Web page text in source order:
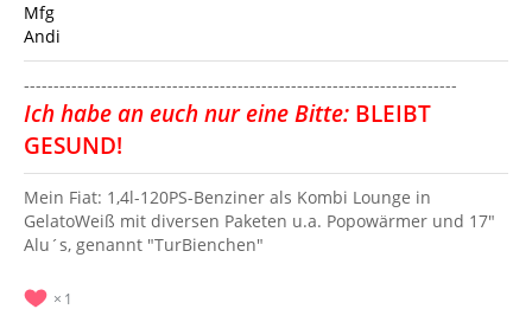
Mfg
Andi
‐------------‐-----‐-----------------------------------------------------
Ich habe an euch nur eine Bitte: BLEIBT
GESUND!
Mein Fiat: 1,4l-120PS-Benziner als Kombi Lounge in
GelatoWeiß mit diversen Paketen u.a. Popowärmer und 17"
Alu´s, genannt "TurBienchen"
1